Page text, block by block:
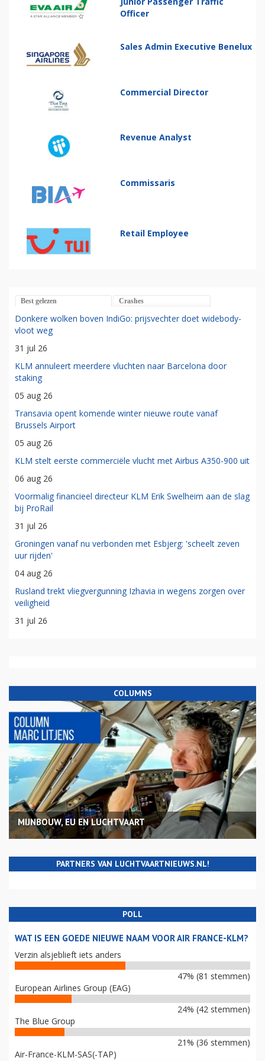
Officer
Sales Admin Executive Benelux
Commercial Director
Revenue Analyst
Commissaris
Retail Employee
Best gelezen Crashes
Donkere wolken boven IndiGo: prijsvechter doet widebody-
vloot weg
31 jul 26
KLM annuleert meerdere vluchten naar Barcelona door
staking
05 aug 26
Transavia opent komende winter nieuwe route vanaf
Brussels Airport
05 aug 26
KLM stelt eerste commerciële vlucht met Airbus A350-900 uit
06 aug 26
Voormalig financieel directeur KLM Erik Swelheim aan de slag
bij ProRail
31 jul 26
Groningen vanaf nu verbonden met Esbjerg: 'scheelt zeven
uur rijden'
04 aug 26
Rusland trekt vliegvergunning Izhavia in wegens zorgen over
veiligheid
31 jul 26
COLUMNS
MIJNBOUW, EU EN LUCHTVAART
PARTNERS VAN LUCHTVAARTNIEUWS.NL!
POLL
WAT IS EEN GOEDE NIEUWE NAAM VOOR AIR FRANCE-KLM?
Verzin alsjeblieft iets anders
47% (81 stemmen)
European Airlines Group (EAG)
24% (42 stemmen)
The Blue Group
21% (36 stemmen)
Air-France-KLM-SAS(-TAP)